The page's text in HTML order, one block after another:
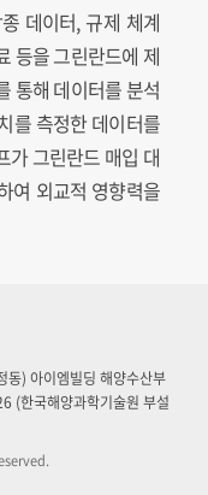
데이터, 규제 체계
등을 그린란드에 제
통해 데이터를 분석
를 측정한 데이터를
가 그린란드 매입 대
여 외교적 영향력을
) 아이엠빌딩 해양수산부
(한국해양과학기술원 부설